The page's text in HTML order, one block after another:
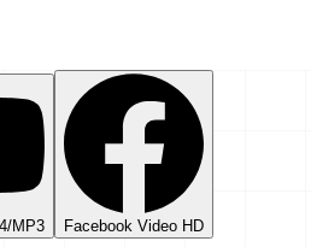
MP3 Facebook Video HD